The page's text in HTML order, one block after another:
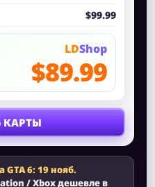
$99.99
LDShop
$89.99
КАРТЫ
6: 19 нояб.
/ Xbox дешевле в